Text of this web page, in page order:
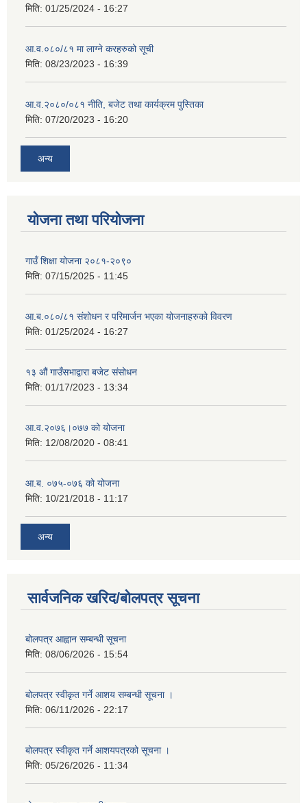
मिति: 01/25/2024 - 16:27
आ.व.०८०/८१ मा लाग्ने करहरुको सूची
मिति: 08/23/2023 - 16:39
आ.व.२०८०/०८१ नीति, बजेट तथा कार्यक्रम पुस्तिका
मिति: 07/20/2023 - 16:20
अन्य
योजना तथा परियोजना
गाउँ शिक्षा योजना २०८१-२०९०
मिति: 07/15/2025 - 11:45
आ.ब.०८०/८१ संशोधन र परिमार्जन भएका योजनाहरुको विवरण
मिति: 01/25/2024 - 16:27
१३ औं गाउँसभाद्वारा बजेट संसोधन
मिति: 01/17/2023 - 13:34
आ‍.व.२०७६।०७७ को योजना
मिति: 12/08/2020 - 08:41
आ.ब. ०७५-०७६ को योजना
मिति: 10/21/2018 - 11:17
अन्य
सार्वजनिक खरिद/बोलपत्र सूचना
बोलपत्र आह्वान सम्बन्धी सूचना
मिति: 08/06/2026 - 15:54
बोलपत्र स्वीकृत गर्ने आशय सम्बन्धी सूचना ।
मिति: 06/11/2026 - 22:17
बोलपत्र स्वीकृत गर्ने आशयपत्रको सूचना ।
मिति: 05/26/2026 - 11:34